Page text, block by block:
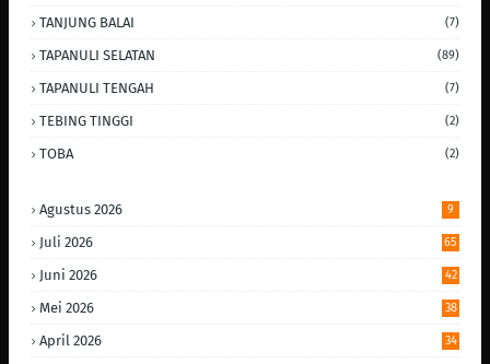
TANJUNG BALAI (7)
TAPANULI SELATAN (89)
TAPANULI TENGAH (7)
TEBING TINGGI (2)
TOBA (2)
Agustus 2026 9
Juli 2026 65
Juni 2026 42
Mei 2026 38
April 2026 34